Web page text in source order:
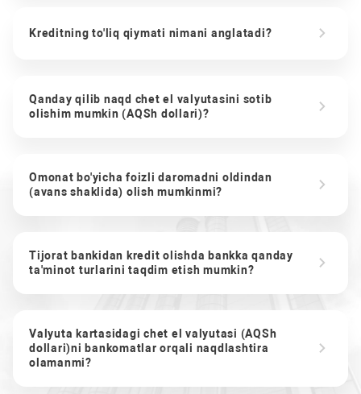
Kreditning to'liq qiymati nimani anglatadi?
Qanday qilib naqd chet el valyutasini sotib
olishim mumkin (AQSh dollari)?
Omonat bo'yicha foizli daromadni oldindan
(avans shaklida) olish mumkinmi?
Tijorat bankidan kredit olishda bankka qanday
ta'minot turlarini taqdim etish mumkin?
Valyuta kartasidagi chet el valyutasi (AQSh
dollari)ni bankomatlar orqali naqdlashtira
olamanmi?